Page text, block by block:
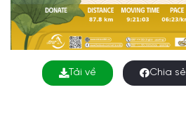
Tải về Chia